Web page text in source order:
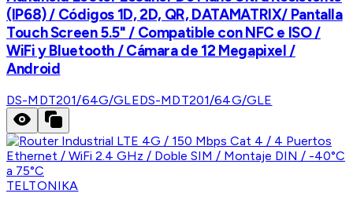
(IP68) / Códigos 1D, 2D, QR, DATAMATRIX/ Pantalla
Touch Screen 5.5" / Compatible con NFC e ISO /
WiFi y Bluetooth / Cámara de 12 Megapixel /
Android
DS-MDT201/64G/GLEDS-MDT201/64G/GLE
TELTONIKA